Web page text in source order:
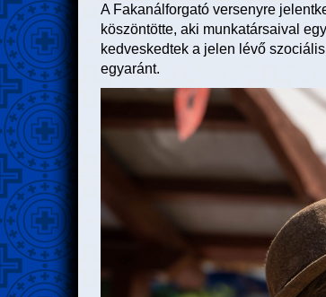
A Fakanálforgató versenyre
köszöntötte, aki munkatársaival
kedveskedtek a jelen lévő
egyaránt.